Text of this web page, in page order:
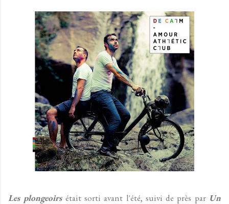
Les plongeoirsétait sorti avant l'été, suivi de près par Un